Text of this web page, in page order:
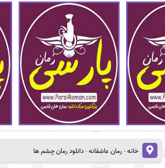
خانه-رمان عاشقانه-دانلود رمان چشم ها